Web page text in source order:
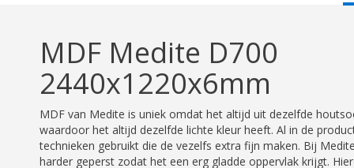
MDF Medite D700
2440x1220x6mm
MDF van Medite is uniek omdat het altijd uit dezelfde
waardoor het altijd dezelfde lichte kleur heeft. Al in de
technieken gebruikt die de vezelfs extra fijn maken. Bij
harder geperst zodat het een erg gladde oppervlak krijgt.